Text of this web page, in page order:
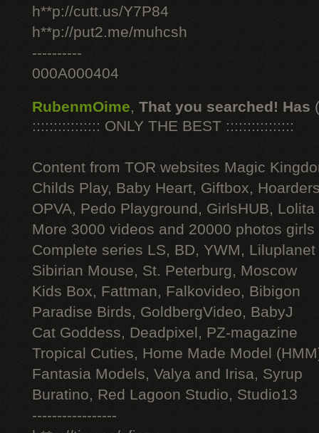
h**p://cutt.us/Y7P84
h**p://put2.me/muhcsh
----------
000A000404
RubenmOime, That you searched! Has
:::::::::::::::: ONLY THE BEST ::::::::::::::::
Content from TOR websites Magic
Childs Play, Baby Heart, Giftbox,
OPVA, Pedo Playground, GirlsHUB, Lolita
More 3000 videos and 20000 photos
Complete series LS, BD, YWM, Liluplanet
Sibirian Mouse, St. Peterburg, Moscow
Kids Box, Fattman, Falkovideo, Bibigon
Paradise Birds, GoldbergVideo, BabyJ
Cat Goddess, Deadpixel, PZ-magazine
Tropical Cuties, Home Made Model
Fantasia Models, Valya and Irisa, Syrup
Buratino, Red Lagoon Studio, Studio13
-----------------